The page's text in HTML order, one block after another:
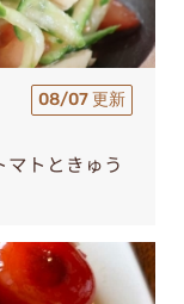
08/07 更新
トときゅう